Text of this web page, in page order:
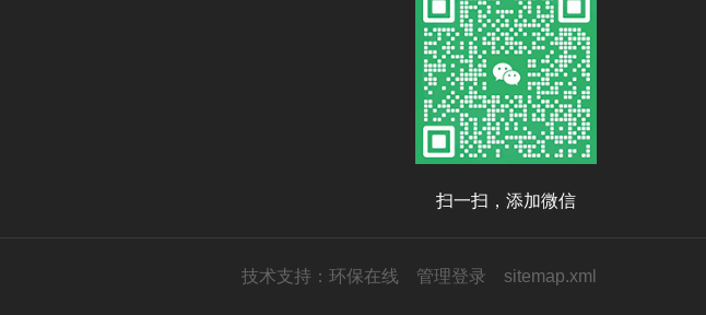
扫一扫，添加微信
技术支持： 环保在线 管理登录 sitemap.xml